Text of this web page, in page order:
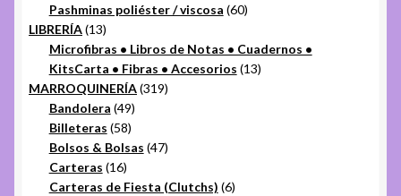
productos
Pashminas poliéster / viscosa 6060
LIBRERÍA 1313
productos
Microfibras • Libros de Notas • Cuadernos •
KitsCarta • Fibras • Accesorios 1313
MARROQUINERÍA 319319
Bandolera 4949
productos
Billeteras 5858
productos
Bolsos & Bolsas 4747
Carteras 1616
productos
Carteras de Fiesta (Clutchs) 66